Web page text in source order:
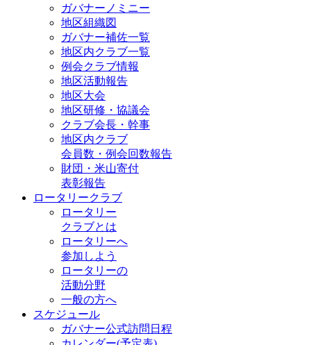
ガバナーノミニー
地区組織図
ガバナー補佐一覧
地区内クラブ一覧
例会クラブ情報
地区活動報告
地区大会
地区研修・協議会
クラブ会長・幹事
地区内クラブ
会員数・例会回数報告
財団・米山寄付
表彰報告
ロータリークラブ
ロータリー
クラブとは
ロータリーへ
参加しよう
ロータリーの
活動分野
一般の方へ
スケジュール
ガバナー公式訪問日程